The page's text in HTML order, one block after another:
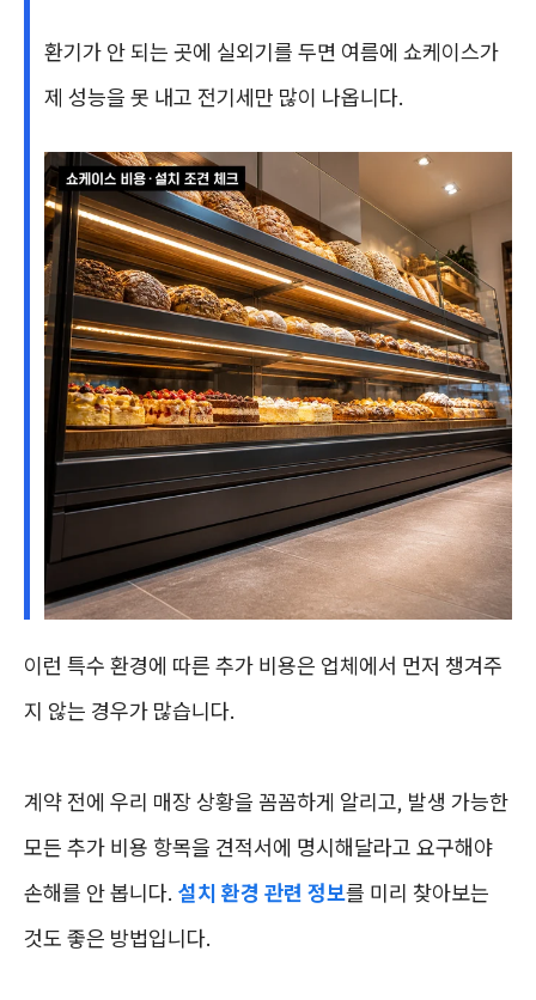
환기가 안 되는 곳에 실외기를 두면 여름에 쇼케이스가
제 성능을 못 내고 전기세만 많이 나옵니다.
이런 특수 환경에 따른 추가 비용은 업체에서 먼저 챙겨주
지 않는 경우가 많습니다.
계약 전에 우리 매장 상황을 꼼꼼하게 알리고, 발생 가능한
모든 추가 비용 항목을 견적서에 명시해달라고 요구해야
손해를 안 봅니다. 설치 환경 관련 정보를 미리 찾아보는
것도 좋은 방법입니다.